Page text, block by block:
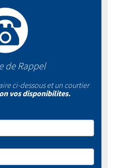
de Rappel
ci-dessous et un courtier
vos disponibilites.